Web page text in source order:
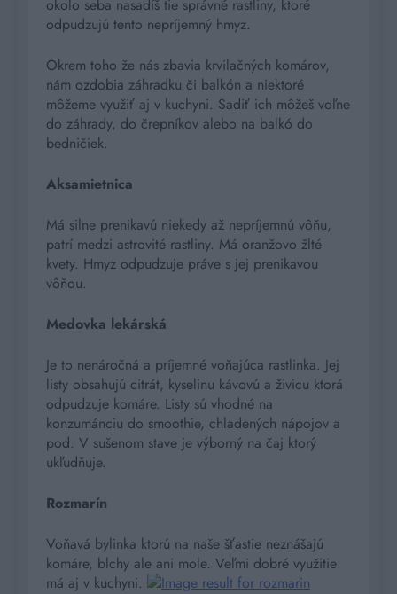
okolo seba nasadíš tie správné rastliny, ktoré
odpudzujú tento nepríjemný hmyz.
Okrem toho že nás zbavia krvilačných komárov,
nám ozdobia záhradku či balkón a niektoré
môžeme využiť aj v kuchyni. Sadiť ich môžeš voľne
do záhrady, do črepníkov alebo na balkó do
bedničiek.
Aksamietnica
Má silne prenikavú niekedy až nepríjemnú vôňu,
patrí medzi astrovité rastliny. Má oranžovo žlté
kvety. Hmyz odpudzuje práve s jej prenikavou
vôňou.
Medovka lekárská
Je to nenáročná a príjemné voňajúca rastlinka. Jej
listy obsahujú citrát, kyselinu kávovú a živicu ktorá
odpudzuje komáre. Listy sú vhodné na
konzumánciu do smoothie, chladených nápojov a
pod. V sušenom stave je výborný na čaj ktorý
ukľudňuje.
Rozmarín
Voňavá bylinka ktorú na naše šťastie neznášajú
komáre, blchy ale ani mole. Veľmi dobré využitie
má aj v kuchyni.